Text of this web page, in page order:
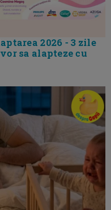
2026 - 3 zile
sa alapteze cu